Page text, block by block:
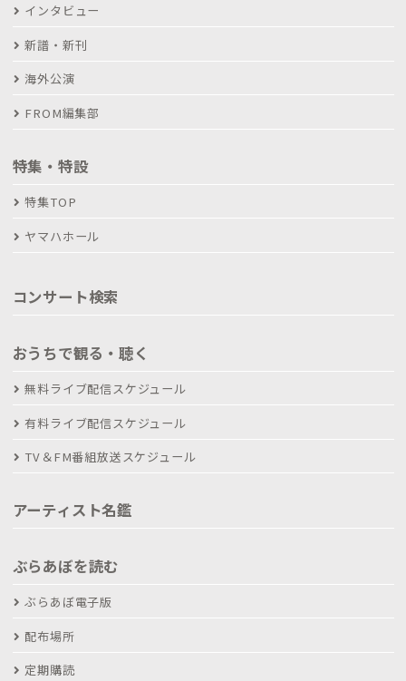
インタビュー
新譜・新刊
海外公演
FROM編集部
特集・特設
特集TOP
ヤマハホール
コンサート検索
おうちで観る・聴く
無料ライブ配信スケジュール
有料ライブ配信スケジュール
TV＆FM番組放送スケジュール
アーティスト名鑑
ぶらあぼを読む
ぶらあぼ電子版
配布場所
定期購読